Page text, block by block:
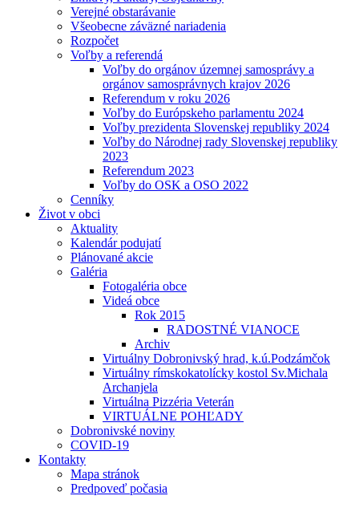
Verejné obstarávanie
Všeobecne záväzné nariadenia
Rozpočet
Voľby a referendá
Voľby do orgánov územnej samosprávy a
orgánov samosprávnych krajov 2026
Referendum v roku 2026
Voľby do Európskeho parlamentu 2024
Voľby prezidenta Slovenskej republiky 2024
Voľby do Národnej rady Slovenskej republiky
2023
Referendum 2023
Voľby do OSK a OSO 2022
Cenníky
Život v obci
Aktuality
Kalendár podujatí
Plánované akcie
Galéria
Fotogaléria obce
Videá obce
Rok 2015
RADOSTNÉ VIANOCE
Archiv
Virtuálny Dobronivský hrad, k.ú.Podzámčok
Virtuálny rímskokatolícky kostol Sv.Michala
Archanjela
Virtuálna Pizzéria Veterán
VIRTUÁLNE POHĽADY
Dobronivské noviny
COVID-19
Kontakty
Mapa stránok
Predpoveď počasia